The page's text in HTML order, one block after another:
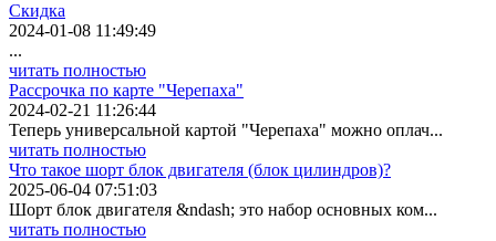
Скидка
2024-01-08 11:49:49
...
читать полностью
Рассрочка по карте "Черепаха"
2024-02-21 11:26:44
Теперь универсальной картой "Черепаха" можно оплач...
читать полностью
Что такое шорт блок двигателя (блок цилиндров)?
2025-06-04 07:51:03
Шорт блок двигателя &ndash; это набор основных ком...
читать полностью